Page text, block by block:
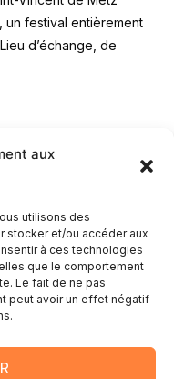
aux
utilisons des
stocker et/ou accéder aux
à ces technologies
que le comportement
Le fait de ne pas
peut avoir un effet négatif
un festival entièrement
d’échange, de
5 … 11